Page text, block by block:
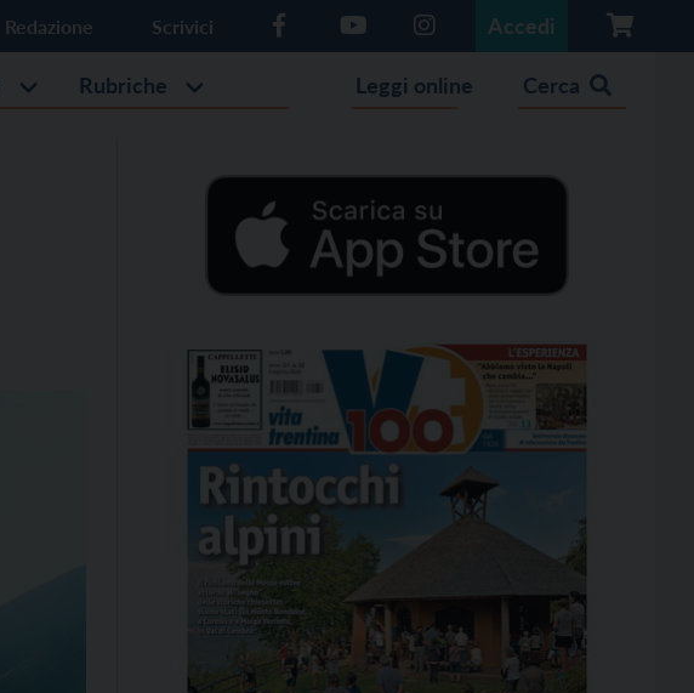
Redazione Scrivici Accedi
Rubriche Leggi online Cerca